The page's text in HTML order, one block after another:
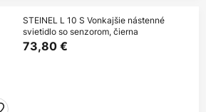
STEINEL L 10 S Vonkajšie nástenné
svietidlo so senzorom, čierna
73,80 €